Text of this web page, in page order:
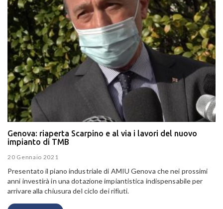
Genova: riaperta Scarpino e al via i lavori del nuovo
impianto di TMB
20 Gennaio 2021
Presentato il piano industriale di AMIU Genova che nei prossimi
anni investirà in una dotazione impiantistica indispensabile per
arrivare alla chiusura del ciclo dei rifiuti.